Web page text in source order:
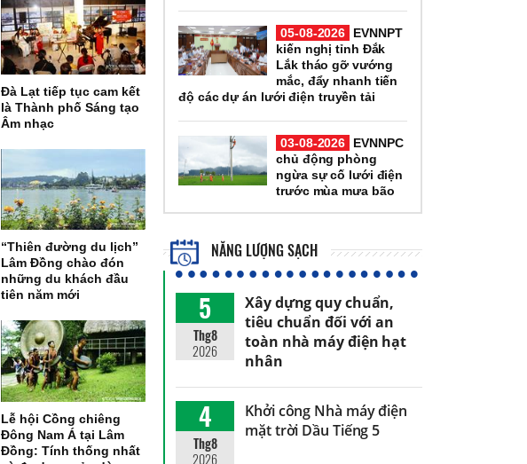
Đà Lạt tiếp tục cam kết
là Thành phố Sáng tạo
Âm nhạc
“Thiên đường du lịch”
Lâm Đồng chào đón
những du khách đầu
tiên năm mới
Lễ hội Cồng chiêng
Đông Nam Á tại Lâm
Đồng: Tính thống nhất
05-08-2026
EVNNPT
kiến nghị tỉnh Đắk
Lắk tháo gỡ vướng
mắc, đẩy nhanh tiến
độ các dự án lưới điện truyền tải
03-08-2026
EVNNPC
chủ động phòng
ngừa sự cố lưới điện
trước mùa mưa bão
NĂNG LƯỢNG SẠCH
5
Thg8
2026
Xây dựng quy chuẩn,
tiêu chuẩn đối với an
toàn nhà máy điện hạt
nhân
4
Thg8
2026
Khởi công Nhà máy điện
mặt trời Dầu Tiếng 5